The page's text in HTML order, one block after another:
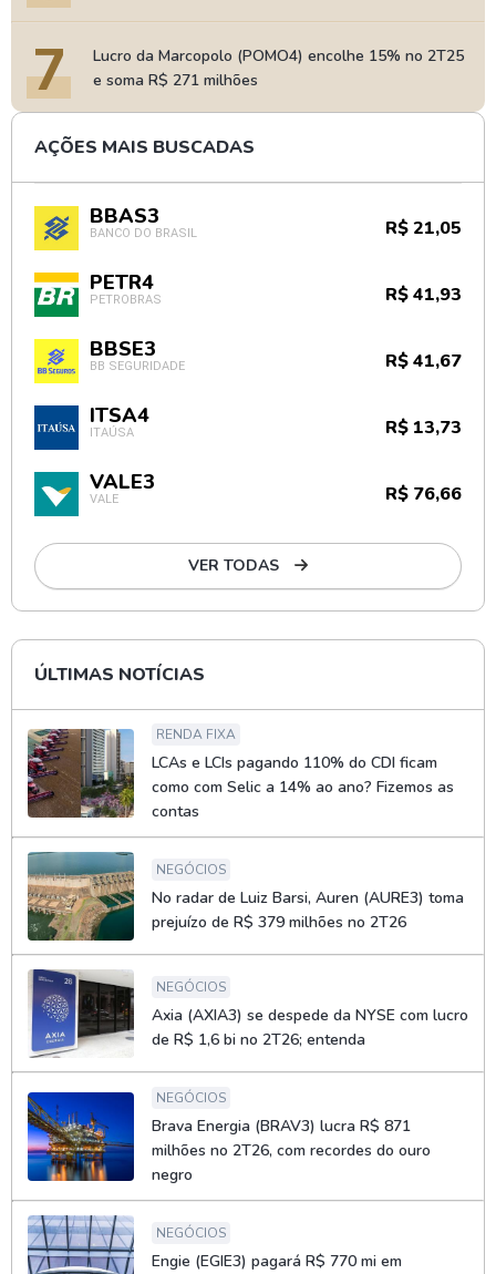
7
Lucro da Marcopolo (POMO4) encolhe 15% no 2T25
e soma R$ 271 milhões
AÇÕES MAIS BUSCADAS
BBAS3
BANCO DO BRASIL R$ 21,05
PETR4
PETROBRAS R$ 41,93
BBSE3
BB SEGURIDADE R$ 41,67
ITSA4
ITAÚSA R$ 13,73
VALE3
VALE R$ 76,66
VER TODAS
ÚLTIMAS NOTÍCIAS
RENDA FIXA
LCAs e LCIs pagando 110% do CDI ficam
como com Selic a 14% ao ano? Fizemos as
contas
NEGÓCIOS
No radar de Luiz Barsi, Auren (AURE3) toma
prejuízo de R$ 379 milhões no 2T26
NEGÓCIOS
Axia (AXIA3) se despede da NYSE com lucro
de R$ 1,6 bi no 2T26; entenda
NEGÓCIOS
Brava Energia (BRAV3) lucra R$ 871
milhões no 2T26, com recordes do ouro
negro
NEGÓCIOS
Engie (EGIE3) pagará R$ 770 mi em